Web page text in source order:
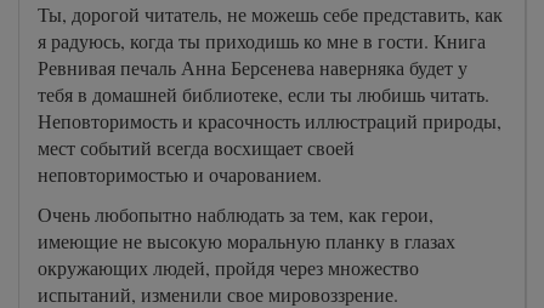
Ты, дорогой читатель, не можешь себе представить, как
я радуюсь, когда ты приходишь ко мне в гости. Книга
Ревнивая печаль Анна Берсенева наверняка будет у
тебя в домашней библиотеке, если ты любишь читать.
Неповторимость и красочность иллюстраций природы,
мест событий всегда восхищает своей
неповторимостью и очарованием.
Очень любопытно наблюдать за тем, как герои,
имеющие не высокую моральную планку в глазах
окружающих людей, пройдя через множество
испытаний, изменили свое мировоззрение.